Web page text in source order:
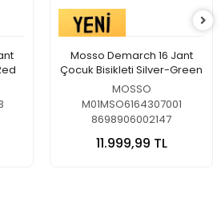
Mosso Demarch 16 Jant
Çocuk Bisikleti Silver-Green
MOSSO
M01MSO6164307001
8698906002147
11.999,99 TL